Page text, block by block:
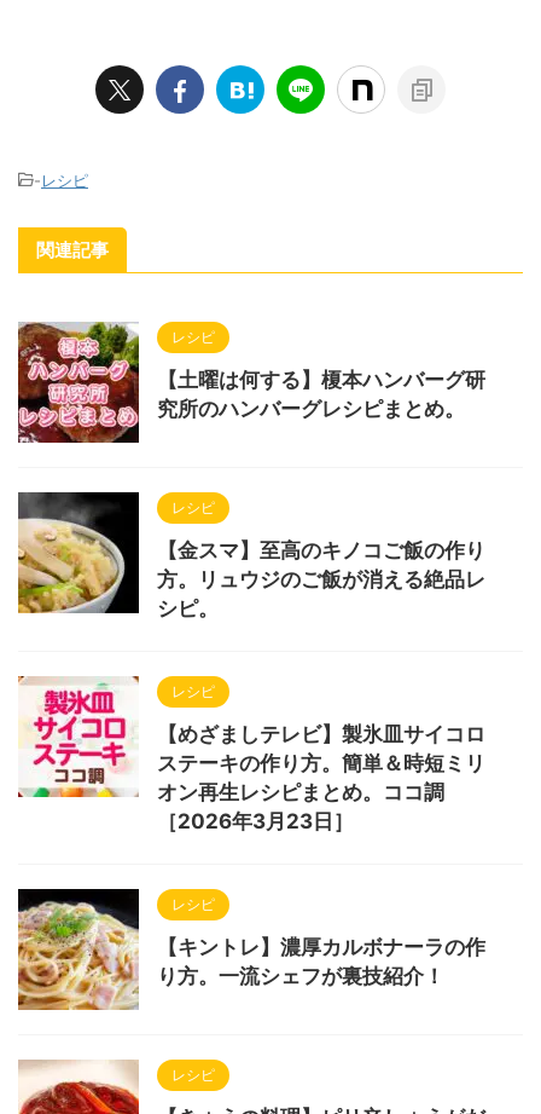
-レシピ
関連記事
レシピ
【土曜は何する】榎本ハンバーグ研
究所のハンバーグレシピまとめ。
レシピ
【金スマ】至高のキノコご飯の作り
方。リュウジのご飯が消える絶品レ
シピ。
レシピ
【めざましテレビ】製氷皿サイコロ
ステーキの作り方。簡単＆時短ミリ
オン再生レシピまとめ。ココ調
［2026年3月23日］
レシピ
【キントレ】濃厚カルボナーラの作
り方。一流シェフが裏技紹介！
レシピ